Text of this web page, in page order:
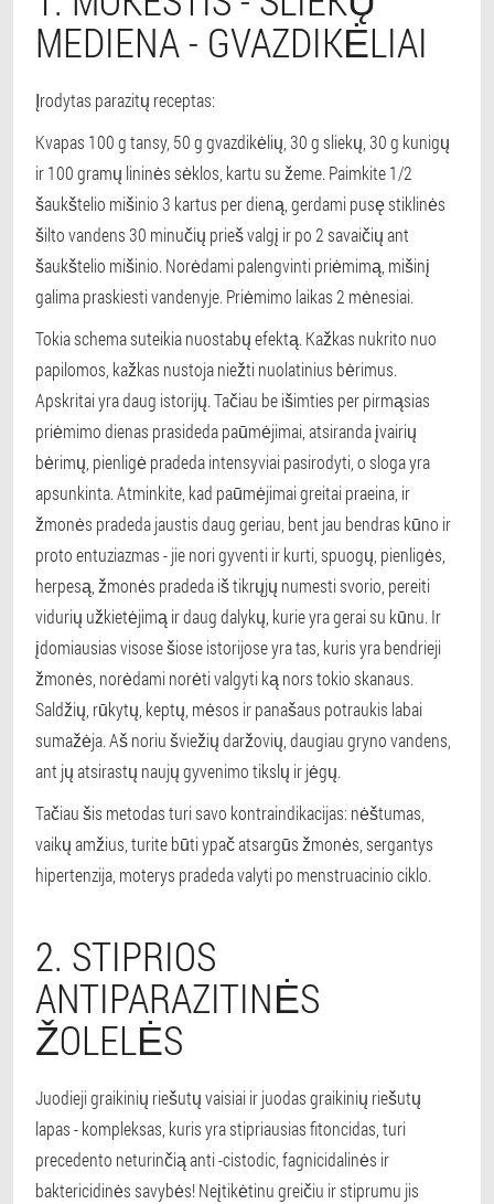
MEDIENA - GVAZDIKĖLIAI
Įrodytas parazitų receptas:
Kvapas 100 g tansy, 50 g gvazdikėlių, 30 g sliekų, 30 g kunigų
ir 100 gramų lininės sėklos, kartu su žeme. Paimkite 1/2
šaukštelio mišinio 3 kartus per dieną, gerdami pusę stiklinės
šilto vandens 30 minučių prieš valgį ir po 2 savaičių ant
šaukštelio mišinio. Norėdami palengvinti priėmimą, mišinį
galima praskiesti vandenyje. Priėmimo laikas 2 mėnesiai.
Tokia schema suteikia nuostabų efektą. Kažkas nukrito nuo
papilomos, kažkas nustoja niežti nuolatinius bėrimus.
Apskritai yra daug istorijų. Tačiau be išimties per pirmąsias
priėmimo dienas prasideda paūmėjimai, atsiranda įvairių
bėrimų, pienligė pradeda intensyviai pasirodyti, o sloga yra
apsunkinta. Atminkite, kad paūmėjimai greitai praeina, ir
žmonės pradeda jaustis daug geriau, bent jau bendras kūno ir
proto entuziazmas - jie nori gyventi ir kurti, spuogų, pienligės,
herpesą, žmonės pradeda iš tikrųjų numesti svorio, pereiti
vidurių užkietėjimą ir daug dalykų, kurie yra gerai su kūnu. Ir
įdomiausias visose šiose istorijose yra tas, kuris yra bendrieji
žmonės, norėdami norėti valgyti ką nors tokio skanaus.
Saldžių, rūkytų, keptų, mėsos ir panašaus potraukis labai
sumažėja. Aš noriu šviežių daržovių, daugiau gryno vandens,
ant jų atsirastų naujų gyvenimo tikslų ir jėgų.
Tačiau šis metodas turi savo kontraindikacijas: nėštumas,
vaikų amžius, turite būti ypač atsargūs žmonės, sergantys
hipertenzija, moterys pradeda valyti po menstruacinio ciklo.
2. STIPRIOS
ANTIPARAZITINĖS
ŽOLELĖS
Juodieji graikinių riešutų vaisiai ir juodas graikinių riešutų
lapas - kompleksas, kuris yra stipriausias fitoncidas, turi
precedento neturinčią anti -cistodic, fagnicidalinės ir
baktericidinės savybės! Neįtikėtinu greičiu ir stiprumu jis